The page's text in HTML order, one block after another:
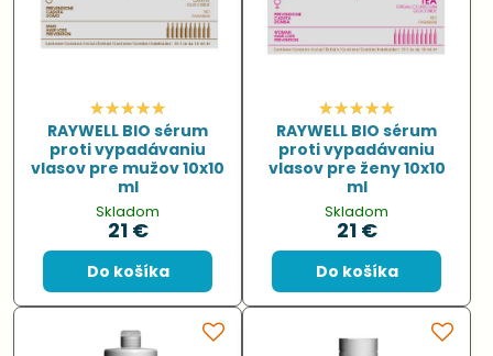
RAYWELL BIO sérum
proti vypadávaniu
vlasov pre mužov 10x10
ml
Skladom
21 €
Do košíka
RAYWELL BIO sérum
proti vypadávaniu
vlasov pre ženy 10x10
ml
Skladom
21 €
Do košíka